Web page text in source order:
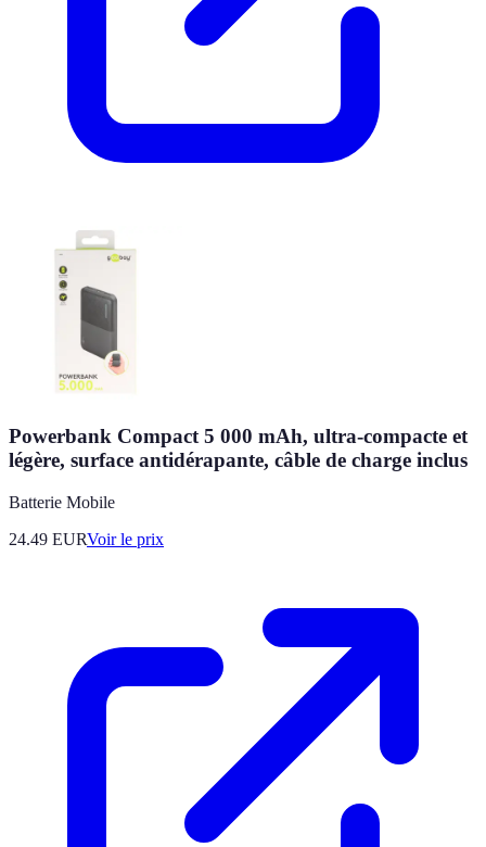
Powerbank Compact 5 000 mAh, ultra-compacte et
légère, surface antidérapante, câble de charge inclus
Batterie Mobile
24.49 EURVoir le prix